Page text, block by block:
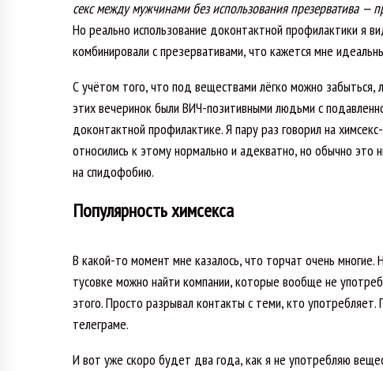
секс между мужчинами без использования презерватива —
Но реально использование доконтактной профилактики я
комбинировали с презервативами, что кажется мне
С учётом того, что под веществами лёгко можно забыться,
этих вечеринок были ВИЧ-позитивными людьми с
доконтактной профилактике. Я пару раз говорил на
относились к этому нормально и адекватно, но обычно это
на спидофобию.
Популярность химсекса
В какой-то момент мне казалось, что торчат очень
тусовке можно найти компании, которые вообще не
этого. Просто разрывал контакты с теми, кто
телеграме.
И вот уже скоро будет два года, как я не употребляю